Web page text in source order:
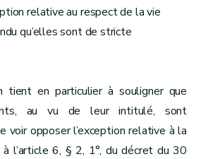
relative au respect de la vie
qu’elles sont de stricte
tient en particulier à souligner que
au vu de leur intitulé, sont
voir opposer l’exception relative à la
l’article 6, § 2, 1°, du décret du 30